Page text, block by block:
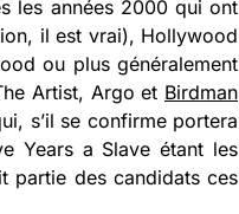
les années 2000 qui ont
il est vrai), Hollywood
ou plus généralement
Artist, Argo et Birdman
s’il se confirme portera
Years a Slave étant les
partie des candidats ces